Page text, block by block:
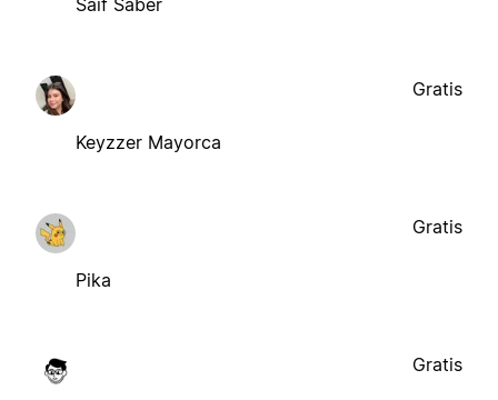
Saif Saber
Keyzzer Mayorca
Gratis
Pika
Gratis
Gratis